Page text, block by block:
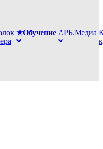
★Обучение АРБ.Медиа